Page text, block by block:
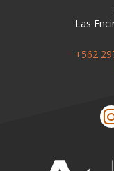
Las
+562